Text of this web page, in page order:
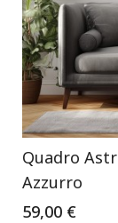
Quadro
Azzurro
59,00 €